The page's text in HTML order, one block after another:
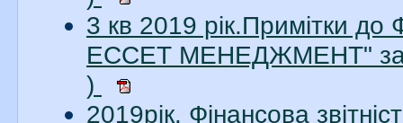
3 кв 2019 рік.Примітки до
ЕССЕТ МЕНЕДЖМЕНТ" за
)
2019рік. Фінансова